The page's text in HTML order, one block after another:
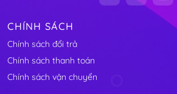
CHÍNH SÁCH
Chính sách đổi trả
Chính sách thanh toán
Chính sách vận chuyển